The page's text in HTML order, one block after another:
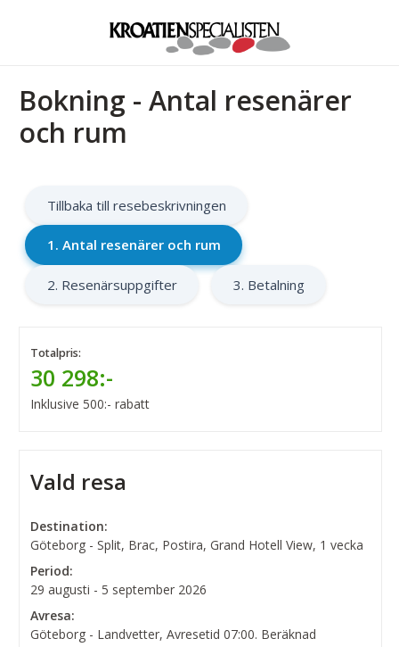
Bokning - Antal resenärer
och rum
Tillbaka till resebeskrivningen
1. Antal resenärer och rum
2. Resenärsuppgifter 3. Betalning
Totalpris:
30 298:-
Inklusive 500:- rabatt
Vald resa
Destination:
Göteborg - Split, Brac, Postira, Grand Hotell View, 1 vecka
Period:
29 augusti - 5 september 2026
Avresa:
Göteborg - Landvetter, Avresetid 07:00. Beräknad